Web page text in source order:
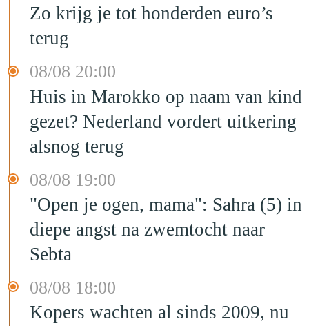
Zo krijg je tot honderden euro’s
terug
08/08 20:00
Huis in Marokko op naam van kind
gezet? Nederland vordert uitkering
alsnog terug
08/08 19:00
"Open je ogen, mama": Sahra (5) in
diepe angst na zwemtocht naar
Sebta
08/08 18:00
Kopers wachten al sinds 2009, nu